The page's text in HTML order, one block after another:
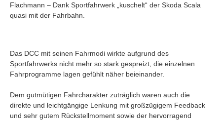
Flachmann – Dank Sportfahrwerk „kuschelt“ der Skoda Scala
quasi mit der Fahrbahn.
Das DCC mit seinen Fahrmodi wirkte aufgrund des
Sportfahrwerks nicht mehr so stark gespreizt, die einzelnen
Fahrprogramme lagen gefühlt näher beieinander.
Dem gutmütigen Fahrcharakter zuträglich waren auch die
direkte und leichtgängige Lenkung mit großzügigem Feedback
und sehr gutem Rückstellmoment sowie der hervorragend